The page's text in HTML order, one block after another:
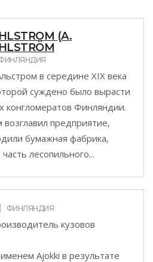
(A.
в середине XIX века
суждено было вырасти
конгломератов Финляндии.
предприятие,
бумажная фабрика,
лесопильного...
ФИНЛЯНДИЯ
кузовов
Ajokki в результате